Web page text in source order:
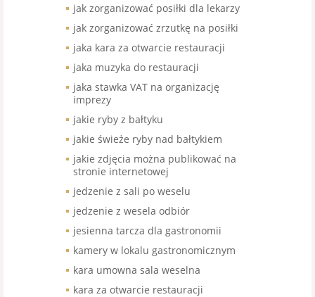
jak zorganizować posiłki dla lekarzy
jak zorganizować zrzutkę na posiłki
jaka kara za otwarcie restauracji
jaka muzyka do restauracji
jaka stawka VAT na organizację
imprezy
jakie ryby z bałtyku
jakie świeże ryby nad bałtykiem
jakie zdjęcia można publikować na
stronie internetowej
jedzenie z sali po weselu
jedzenie z wesela odbiór
jesienna tarcza dla gastronomii
kamery w lokalu gastronomicznym
kara umowna sala weselna
kara za otwarcie restauracji